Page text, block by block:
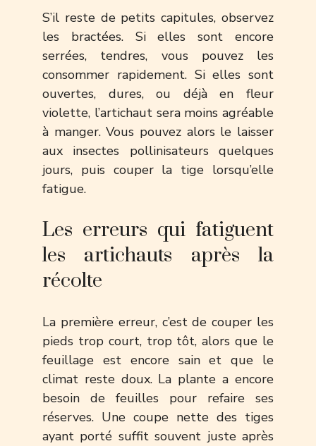
S’il reste de petits capitules, observez
les bractées. Si elles sont encore
serrées, tendres, vous pouvez les
consommer rapidement. Si elles sont
ouvertes, dures, ou déjà en fleur
violette, l’artichaut sera moins agréable
à manger. Vous pouvez alors le laisser
aux insectes pollinisateurs quelques
jours, puis couper la tige lorsqu’elle
fatigue.
Les erreurs qui fatiguent
les artichauts après la
récolte
La première erreur, c’est de couper les
pieds trop court, trop tôt, alors que le
feuillage est encore sain et que le
climat reste doux. La plante a encore
besoin de feuilles pour refaire ses
réserves. Une coupe nette des tiges
ayant porté suffit souvent juste après